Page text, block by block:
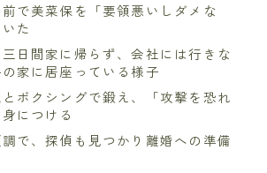
で美菜保を「要領悪いしダメな
た
日間家に帰らず、会社には行きな
家に居座っている様子
ボクシングで鍛え、「攻撃を恐れ
につける
で、探偵も見つかり離婚への準備